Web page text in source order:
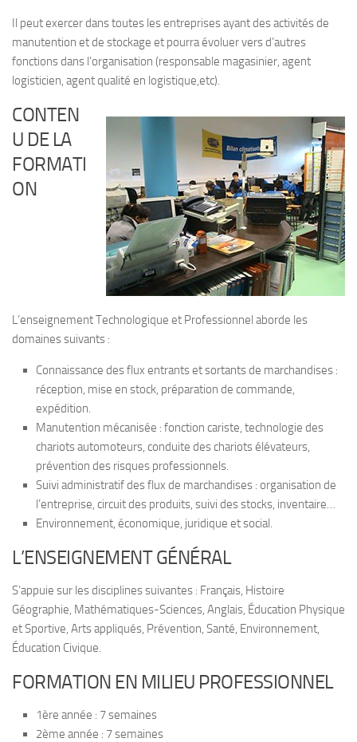
Il peut exercer dans toutes les entreprises ayant des activités de
manutention et de stockage et pourra évoluer vers d’autres
fonctions dans l’organisation (responsable magasinier, agent
logisticien, agent qualité en logistique,etc).
CONTEN
U DE LA
FORMATI
ON
L’enseignement Technologique et Professionnel aborde les
domaines suivants :
Connaissance des flux entrants et sortants de marchandises :
réception, mise en stock, préparation de commande,
expédition.
Manutention mécanisée : fonction cariste, technologie des
chariots automoteurs, conduite des chariots élévateurs,
prévention des risques professionnels.
Suivi administratif des flux de marchandises : organisation de
l’entreprise, circuit des produits, suivi des stocks, inventaire…
Environnement, économique, juridique et social.
L’ENSEIGNEMENT GÉNÉRAL
S’appuie sur les disciplines suivantes : Français, Histoire
Géographie, Mathématiques-Sciences, Anglais, Éducation Physique
et Sportive, Arts appliqués, Prévention, Santé, Environnement,
Éducation Civique.
FORMATION EN MILIEU PROFESSIONNEL
1ère année : 7 semaines
2ème année : 7 semaines